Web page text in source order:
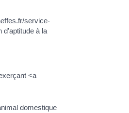
service-
d'aptitude à la
<a
domestique